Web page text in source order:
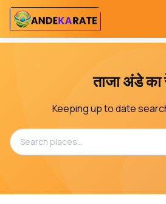
ताजा अंडे का
Keeping up to date